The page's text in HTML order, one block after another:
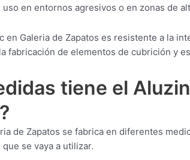
uso en entornos agresivos o en zonas de
en Galeria de Zapatos es resistente a la
fabricación de elementos de cubrición y
tiene el
de Zapatos se fabrica en diferentes
se vaya a utilizar.